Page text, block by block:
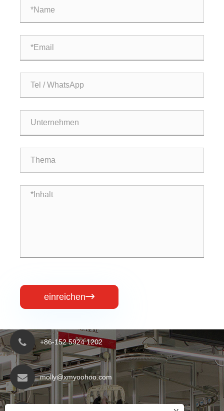
einreichen
+86-152 5924 1202
molly@xmyoohoo.com
Nr. 98 Xiangxing Rd, Bezirk Xiang'an, Fujian,